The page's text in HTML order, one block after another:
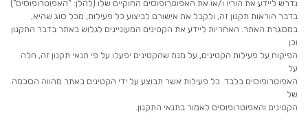
נדרש ליידע את הוריו ו/או את האפוטרופוסים החוקיים שלו (להלן: “האפוטרופוסים”)
בדבר הוראות תקנון זה, ולקבל את אישורם לביצוע כל פעילות, מכל סוג שהיא,
במסגרת האתר. האחריות ליידע את הקטינים המעוניינים לגלוש באתר בדבר התקנון
וכן
הפיקוח על פעילות הקטינים, על מנת שהקטינים יפעלו על פי תנאי תקנון זה, חלה
על
האפוטרופוסים בלבד. כל פעילות אשר תבוצע על ידי הקטינים באתר מהווה הסכמה
של
הקטינים והאפוטרופוסים לאמור בתנאי התקנון.